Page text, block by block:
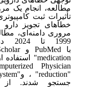
مطالعه، انجام یک
تأثیرات ثبت
خطاهای تجویز دارو
مروری دامنه‌ای،
1999 تا 2024 در پایگاه‌های اطلاعاتی
Scholar وPubMed
استفاده"medication
Physician
، و"reduction"